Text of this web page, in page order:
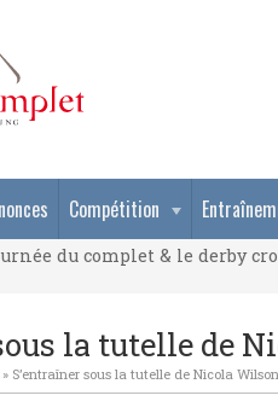
Compétition
du complet & le derby
du complet & le derby
la tutelle de
» S’entraîner sous la tutelle de Nicola Wilson